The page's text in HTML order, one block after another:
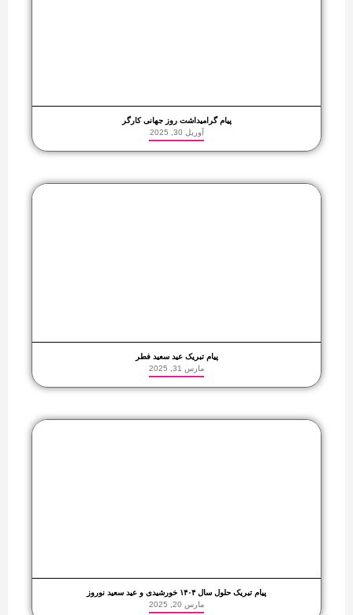
پیام گرامیداشت روز جهانی کارگر
آوریل 30, 2025
پیام تبریک عید سعید فطر
مارس 31, 2025
پیام تبریک حلول سال ۱۴۰۴ خورشیدی و عید سعید نوروز
مارس 20, 2025